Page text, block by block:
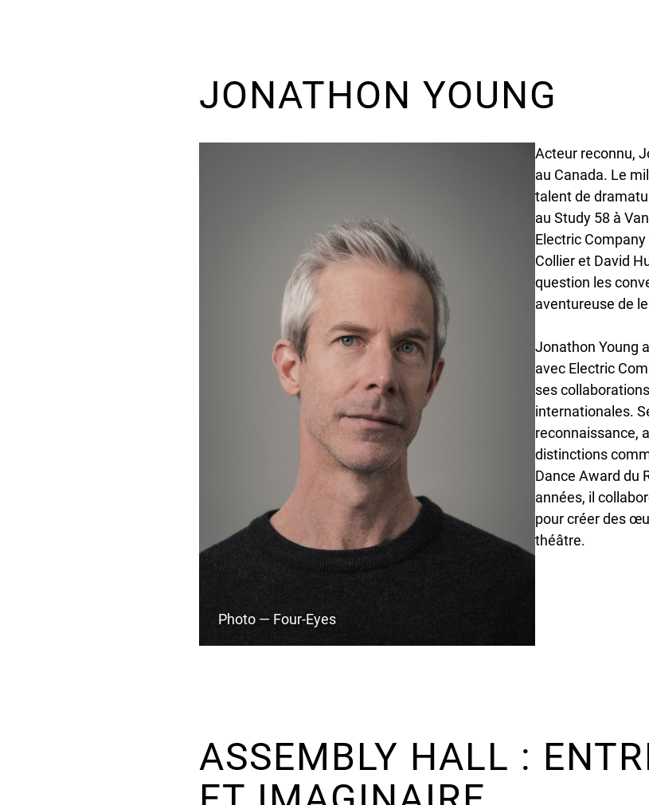
JONATHON YOUNG
Photo — Four-Eyes
Acteur reconnu,
au Canada. Le
talent de
au Study 58 à
Electric
Collier et David
question les
aventureuse de
Jonathon Young
avec Electric
ses
internationales.
reconnaissance,
distinctions
Dance Award du
années, il
pour créer des
théâtre.
ASSEMBLY HALL :